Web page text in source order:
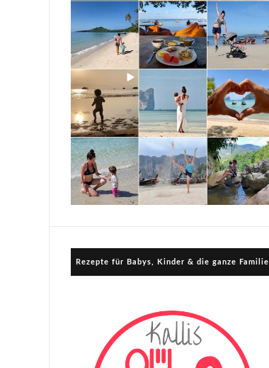
Rezepte für Babys, Kinder & die ganze Familie